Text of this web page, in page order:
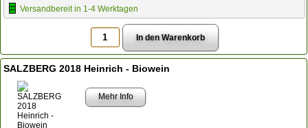
Versandbereit in 1-4 Werktagen
SALZBERG 2018 Heinrich - Biowein
Mehr Info